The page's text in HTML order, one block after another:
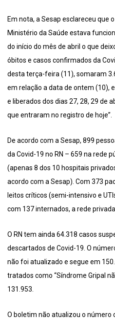
Em nota, a Sesap esclareceu que
Ministério da Saúde estava
do início do mês de abril o que
óbitos e casos confirmados da
desta terça-feira (11), somaram
em relação a data de ontem (10),
e liberados dos dias 27, 28, 29 de
que entraram no registro de hoje”.
De acordo com a Sesap, 899
da Covid-19 no RN – 659 na rede
(apenas 8 dos 10 hospitais
acordo com a Sesap). Com 373
leitos críticos (semi-intensivo e
com 137 internados, a rede
O RN tem ainda 64.318 casos
descartados de Covid-19. O
não foi atualizado e segue em
tratados como “Síndrome Gripal
131.953.
O boletim não atualizou o número